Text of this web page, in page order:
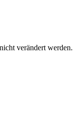
verändert werden.